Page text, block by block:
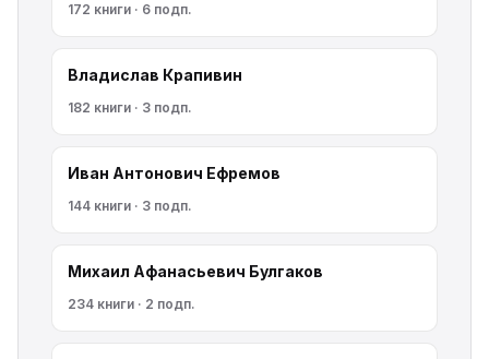
172 книги · 6 подп.
Владислав Крапивин
182 книги · 3 подп.
Иван Антонович Ефремов
144 книги · 3 подп.
Михаил Афанасьевич Булгаков
234 книги · 2 подп.